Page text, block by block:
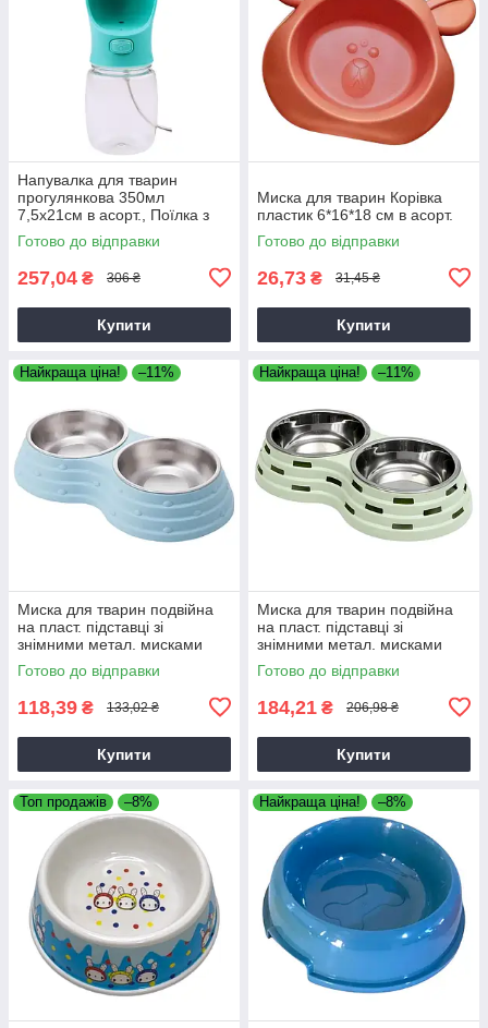
Напувалка для тварин
прогулянкова 350мл
7,5х21см в асорт., Поїлка з
ремінцем, Герметична поїлка
для тварин
Готово до відправки
257,04 ₴ 306 ₴
Купити
Миска для тварин Корівка
пластик 6*16*18 см в асорт.
Готово до відправки
26,73 ₴ 31,45 ₴
Купити
Найкраща ціна! –11%
Миска для тварин подвійна
на пласт. підставці зі
знімними метал. мисками
25*14*5 см в асорт.
Готово до відправки
118,39 ₴ 133,02 ₴
Купити
Найкраща ціна! –11%
Миска для тварин подвійна
на пласт. підставці зі
знімними метал. мисками
33*14*6 см в асорт.
Готово до відправки
184,21 ₴ 206,98 ₴
Купити
Топ продажів –8% Найкраща ціна! –8%